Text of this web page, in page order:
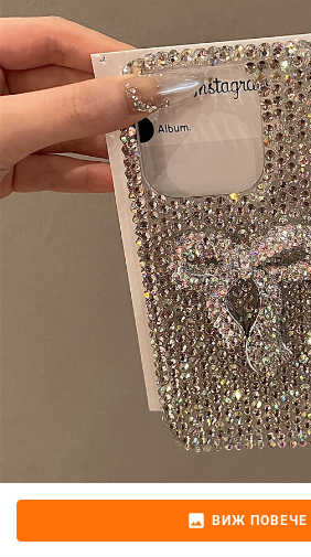
image ВИЖ ПОВЕЧЕ